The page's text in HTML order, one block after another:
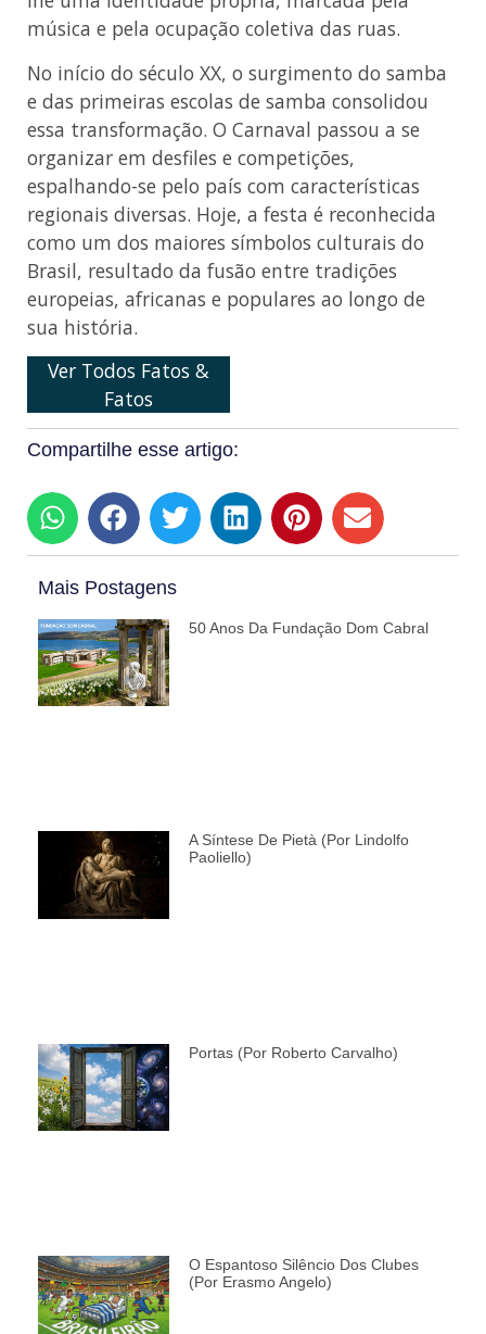
música e pela ocupação coletiva das ruas.
No início do século XX, o surgimento do samba
e das primeiras escolas de samba consolidou
essa transformação. O Carnaval passou a se
organizar em desfiles e competições,
espalhando-se pelo país com características
regionais diversas. Hoje, a festa é reconhecida
como um dos maiores símbolos culturais do
Brasil, resultado da fusão entre tradições
europeias, africanas e populares ao longo de
sua história.
Ver Todos Fatos &
Fatos
Compartilhe esse artigo:
Mais Postagens
50 Anos Da Fundação Dom Cabral
A Síntese De Pietà (por Lindolfo
Paoliello)
Portas (por Roberto Carvalho)
O Espantoso Silêncio Dos Clubes
(por Erasmo Angelo)